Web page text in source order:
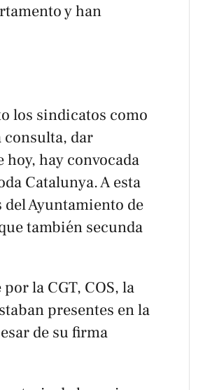
y han
los sindicatos como
consulta, dar
hay convocada
Catalunya. A esta
Ayuntamiento de
también secunda
la CGT, COS, la
presentes en la
de su firma